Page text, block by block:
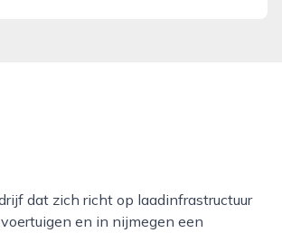
en in nijmegen een